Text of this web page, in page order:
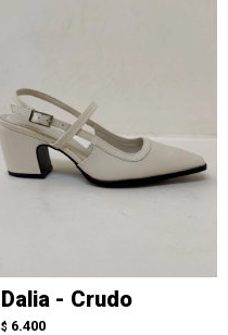
Dalia - Crudo
$ 6.400